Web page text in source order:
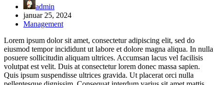
admin
januar 25, 2024
Management
Lorem ipsum dolor sit amet, consectetur adipiscing elit, sed do
eiusmod tempor incididunt ut labore et dolore magna aliqua. In nulla
posuere sollicitudin aliquam ultrices. Accumsan lacus vel facilisis
volutpat est velit. Duis at consectetur lorem donec massa sapien.
Quis ipsum suspendisse ultrices gravida. Ut placerat orci nulla